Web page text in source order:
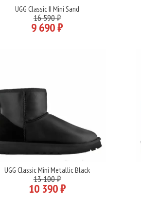
Подробнее
UGG Classic II Mini Sand
16 590 ₽
9 690 ₽
Подробнее
UGG Classic Mini Metallic Black
13 100 ₽
10 390 ₽